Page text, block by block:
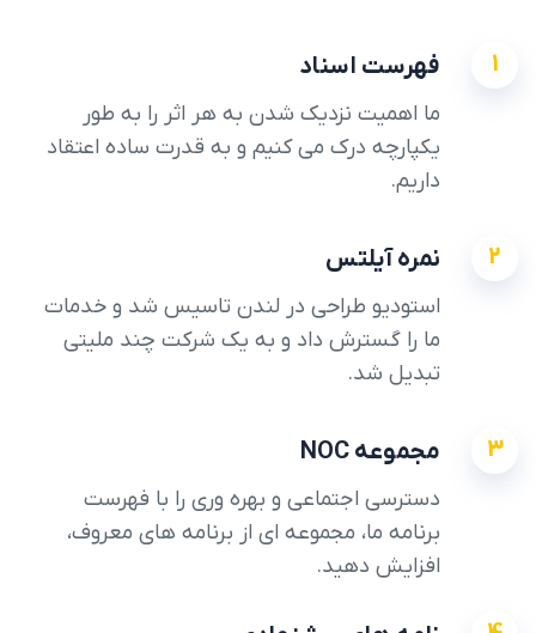
1 فهرست اسناد
ما اهمیت نزدیک شدن به هر اثر را به طور
یکپارچه درک می کنیم و به قدرت ساده اعتقاد
داریم.
2 نمره آیلتس
استودیو طراحی در لندن تاسیس شد و خدمات
ما را گسترش داد و به یک شرکت چند ملیتی
تبدیل شد.
3 مجموعه NOC
دسترسی اجتماعی و بهره وری را با فهرست
برنامه ما، مجموعه ای از برنامه های معروف،
افزایش دهید.